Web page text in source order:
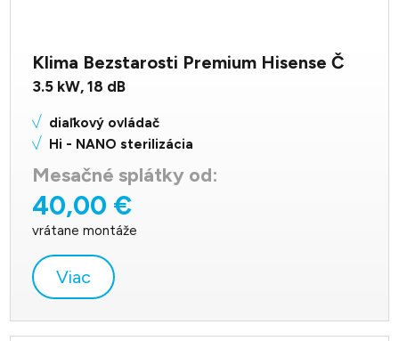
Klima Bezstarosti Premium Hisense Č
3.5 kW,18 dB
diaľkový ovládač
Hi - NANO sterilizácia
Mesačné splátky od:
40,00 €
vrátane montáže
Viac